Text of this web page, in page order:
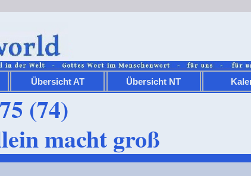
Übersicht AT Übersicht NT
(74)
macht groß